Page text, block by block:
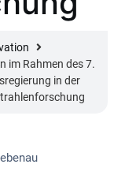
im Rahmen des 7.
in der